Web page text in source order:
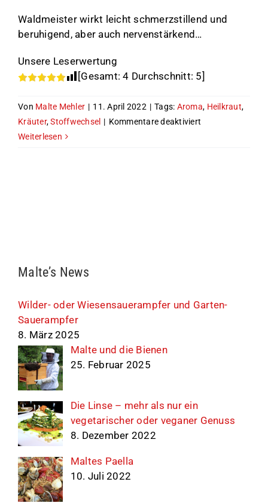
Waldmeister wirkt leicht schmerzstillend und
beruhigend, aber auch nervenstärkend…
Unsere Leserwertung
[Gesamt:4 Durchschnitt: 5]
Von Malte Mehler | 11. April 2022 | Tags: Aroma, Heilkraut,
Kräuter,Stoffwechsel | Kommentare deaktiviert
Weiterlesen
Malte’s News
Wilder- oder Wiesensauerampfer und Garten-
Sauerampfer
8. März 2025
Malte und die Bienen
25. Februar 2025
Die Linse – mehr als nur ein
vegetarischer oder veganer Genuss
8. Dezember 2022
Maltes Paella
10. Juli 2022